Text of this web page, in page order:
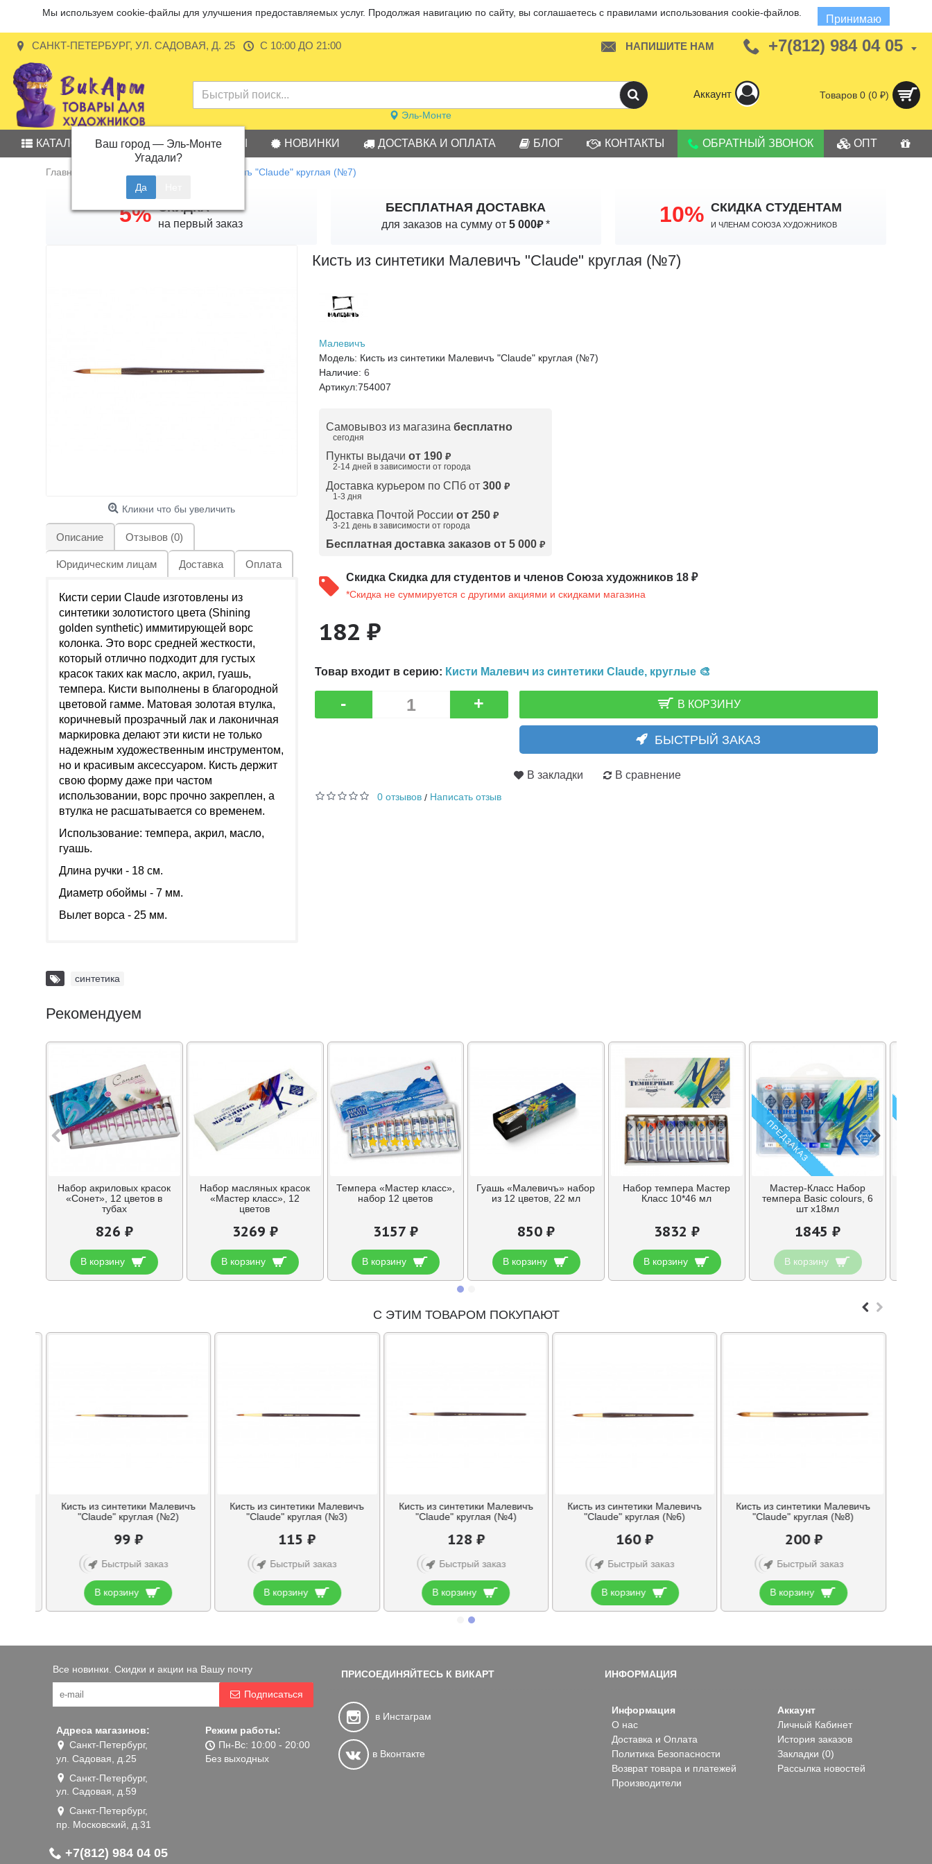
Мы используем cookie-файлы для улучшения предоставляемых услуг. Продолжая навигацию по сайту, вы соглашаетесь с правилами использования cookie-файлов.
Принимаю
САНКТ-ПЕТЕРБУРГ, УЛ. САДОВАЯ, Д. 25 С 10:00 ДО 21:00 НАПИШИТЕ НАМ +7(812) 984 04 05
Эль-Монте
Ваш город — Эль-Монте
Угадали?
Аккаунт Товаров 0 (0 ₽)
КАТАЛОГ АКЦИИ БРЕНДЫ НОВИНКИ ДОСТАВКА И ОПЛАТА БЛОГ КОНТАКТЫ ОБРАТНЫЙ ЗВОНОК ОПТ
Главная Кисть из синтетики Малевичъ "Claude" круглая (№7)
5% СКИДКА
на первый заказ
БЕСПЛАТНАЯ ДОСТАВКА
для заказов на сумму от5 000₽* 10% СКИДКА СТУДЕНТАМ
И членам Союза Художников
Кликни что бы увеличить
Описание Отзывов (0)
Юридическим лицам Доставка Оплата
Кисти серии Claude изготовлены из
синтетики золотистого цвета (Shining
golden synthetic) иммитирующей ворс
колонка. Это ворс средней жесткости,
который отлично подходит для густых
красок таких как масло, акрил, гуашь,
темпера. Кисти выполнены в благородной
цветовой гамме. Матовая золотая втулка,
коричневый прозрачный лак и лаконичная
маркировка делают эти кисти не только
надежным художественным инструментом,
но и красивым аксессуаром. Кисть держит
свою форму даже при частом
использовании, ворс прочно закреплен, а
втулка не расшатывается со временем.
Использование: темпера, акрил, масло,
гуашь.
Длина ручки - 18 см.
Диаметр обоймы - 7 мм.
Вылет ворса - 25 мм.
Кисть из синтетики Малевичъ "Claude" круглая (№7)
Малевичъ
Модель: Кисть из синтетики Малевичъ "Claude" круглая (№7)
Наличие: 6
Артикул:754007
Самовывоз из магазина бесплатно
сегодня
Пункты выдачи от 190 ₽
2-14 дней в зависимости от города
Доставка курьером по СПб от 300 ₽
1-3 дня
Доставка Почтой России от 250 ₽
3-21 день в зависимости от города
Бесплатная доставка заказов от 5 000₽
Скидка Скидка для студентов и членов Союза художников 18 ₽
*Скидка не суммируется с другими акциями и скидками магазина
182 ₽
Товар входит в серию: Кисти Малевич из синтетики Claude, круглые 🎨
- + В КОРЗИНУ
БЫСТРЫЙ ЗАКАЗ
В закладки В сравнение
0 отзывов/ Написать отзыв
синтетика
Рекомендуем
Набор акриловых красок
«Сонет», 12 цветов в
тубах
826 ₽
В корзину
Набор масляных красок
«Мастер класс», 12
цветов
3269 ₽
В корзину
Темпера «Мастер класс»,
набор 12 цветов
3157 ₽
В корзину
Гуашь «Малевичъ» набор
из 12 цветов, 22 мл
850 ₽
В корзину
Набор темпера Мастер
Класс 10*46 мл
3832 ₽
В корзину
ПРЕДЗАКАЗ
Мастер-Класс Набор
темпера Basic colours, 6
шт х18мл
1845 ₽
В корзину
С ЭТИМ ТОВАРОМ ПОКУПАЮТ
Кисть из синтетики Малевичъ
"Claude" круглая (№2)
99 ₽
Быстрый заказ
В корзину
Кисть из синтетики Малевичъ
"Claude" круглая (№3)
115 ₽
Быстрый заказ
В корзину
Кисть из синтетики Малевичъ
"Claude" круглая (№4)
128 ₽
Быстрый заказ
В корзину
Кисть из синтетики Малевичъ
"Claude" круглая (№6)
160 ₽
Быстрый заказ
В корзину
Кисть из синтетики Малевичъ
"Claude" круглая (№8)
200 ₽
Быстрый заказ
В корзину
Все новинки. Скидки и акции на Вашу почту
Подписаться
Адреса магазинов:
Санкт-Петербург,
ул. Садовая, д.25
Санкт-Петербург,
ул. Садовая, д.59
Санкт-Петербург,
пр. Московский, д.31
Режим работы:
Пн-Вс: 10:00 - 20:00
Без выходных
+7(812) 984 04 05
ПРИСОЕДИНЯЙТЕСЬ К ВИКАРТ
в Инстаграм
в Вконтакте
ИНФОРМАЦИЯ
Информация
О нас
Доставка и Оплата
Политика Безопасности
Возврат товара и платежей
Производители
Аккаунт
Личный Кабинет
История заказов
Закладки (0)
Рассылка новостей